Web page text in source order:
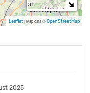
Leaflet|Map data ©OpenStreetMap
2025